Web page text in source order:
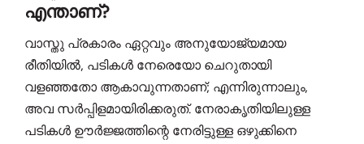
എന്താണ്?
വാസ്തു പ്രകാരം ഏറ്റവും അനുയോജ്യമായ
രീതിയിൽ, പടികൾ നേരെയോ ചെറുതായി
വളഞ്ഞതോ ആകാവുന്നതാണ്; എന്നിരുന്നാലും,
അവ സർപ്പിളമായിരിക്കരുത്. നേരാകൃതിയിലുള്ള
പടികൾ ഊർജ്ജത്തിന്റെ നേരിട്ടുള്ള ഒഴുക്കിനെ